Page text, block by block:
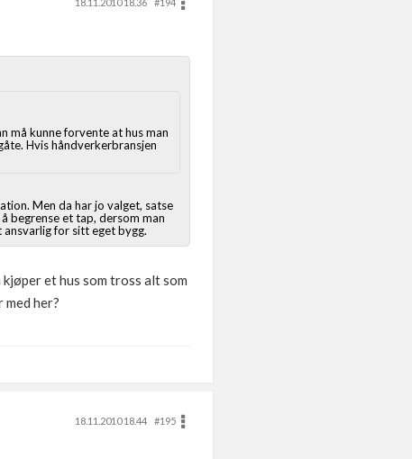
må kunne forvente at hus man
Hvis håndverkerbransjen
Men da har jo valget, satse
begrense et tap, dersom man
for sitt eget bygg.
et hus som tross alt som
her?
18.11.2010 18.44
#195